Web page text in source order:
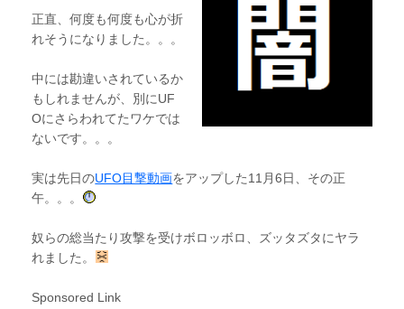
正直、何度も何度も心が折
れそうになりました。。。
中には勘違いされているか
もしれませんが、別にUF
Oにさらわれてたワケでは
ないです。。。
実は先日のUFO目撃動画をアップした11月6日、その正
午。。。
奴らの総当たり攻撃を受けボロッボロ、ズッタズタにヤラ
れました。
Sponsored Link